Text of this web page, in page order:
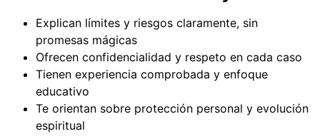
Explican límites y riesgos claramente, sin
promesas mágicas
Ofrecen confidencialidad y respeto en cada caso
Tienen experiencia comprobada y enfoque
educativo
Te orientan sobre protección personal y evolución
espiritual